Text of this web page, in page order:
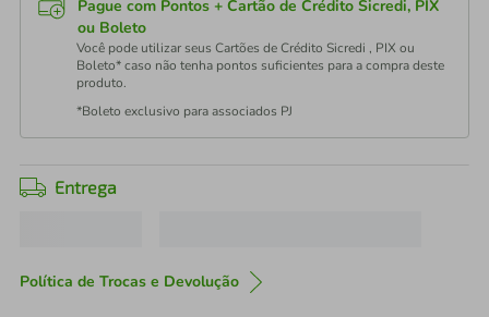
Pague com Pontos + Cartão de Crédito Sicredi, PIX
ou Boleto
Você pode utilizar seus Cartões de Crédito Sicredi , PIX ou
Boleto* caso não tenha pontos suficientes para a compra deste
produto.
*Boleto exclusivo para associados PJ
Entrega
Política de Trocas e Devolução